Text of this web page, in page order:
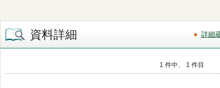
資料詳細 詳細
1 件中、 1 件目